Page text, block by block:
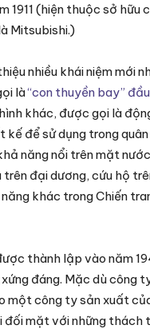
1911 (hiện thuộc sở hữu
Mitsubishi.)
nhiều khái niệm mới
là“con thuyền bay”
khác, được gọi là
để sử dụng trong quân
năng nổi trên mặt
trên đại dương, cứu hộ
khác trong Chiến
thành lập vào năm
đáng. Mặc dù công
một công ty sản xuất
đối mặt với những thách